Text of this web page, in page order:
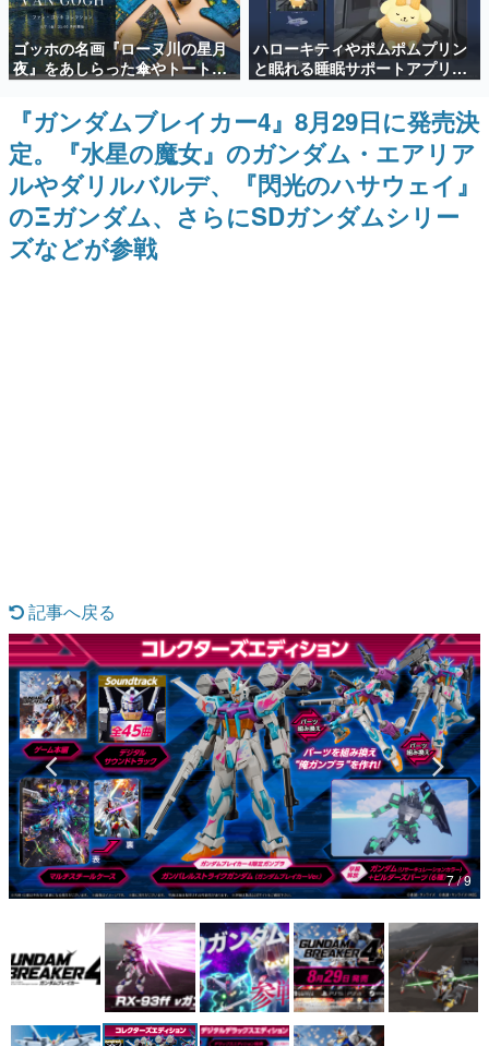
新世代に訊く
これからのデジタルゲーム市場を担う若きクリエイター達
の姿を追い、彼らのルーツと情熱を探っていきます。
ゲーム世代の作家たち
ゲームに多大な影響を受けた作家さんに取材し、ゲームが
日本のコンテンツ産業やカルチャーに与えた影響を探る企
画です。
日本モバイルゲーム産業史
日本のモバイルゲーム史における主要なトピック・タイト
ルを網羅するほか、開発者へのインタビューや識者による
解説を掲載。約20年の歴史が一望できる決定版！
特集記事
マンガ
女性向け
アプリレビュー
その他
電ファミニコゲーマーとは？
運営：株式会社マレ
ゴッホの名画『ローヌ川の星月
夜』をあしらった傘やトートバ
ッグなどが登場。8月7日21時よ
り2日間限定で予約販売
ハローキティやポムポムプリン
と眠れる睡眠サポートアプリ
『ゆめたび』が配信中。キャラ
ごとのASMRや目覚ましアラー
ムも搭載
『ガンダムブレイカー4』8月29日に発売決
定。『水星の魔女』のガンダム・エアリア
ルやダリルバルデ、『閃光のハサウェイ』
のΞガンダム、さらにSDガンダムシリー
ズなどが参戦
記事へ戻る
7 / 9